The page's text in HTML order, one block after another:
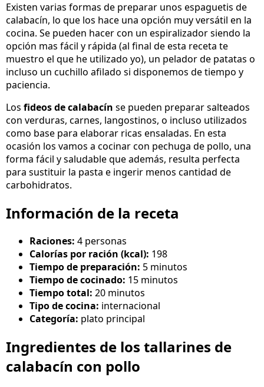
Existen varias formas de preparar unos espaguetis de
calabacín, lo que los hace una opción muy versátil en la
cocina. Se pueden hacer con un espiralizador siendo la
opción mas fácil y rápida (al final de esta receta te
muestro el que he utilizado yo), un pelador de patatas o
incluso un cuchillo afilado si disponemos de tiempo y
paciencia.
Los fideos de calabacín se pueden preparar salteados
con verduras, carnes, langostinos, o incluso utilizados
como base para elaborar ricas ensaladas. En esta
ocasión los vamos a cocinar con pechuga de pollo, una
forma fácil y saludable que además, resulta perfecta
para sustituir la pasta e ingerir menos cantidad de
carbohidratos.
Información de la receta
Raciones: 4 personas
Calorías por ración (kcal): 198
Tiempo de preparación: 5 minutos
Tiempo de cocinado: 15 minutos
Tiempo total: 20 minutos
Tipo de cocina: internacional
Categoría: plato principal
Ingredientes de los tallarines de
calabacín con pollo